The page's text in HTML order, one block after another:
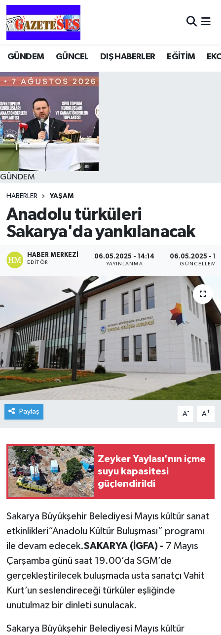
GÜNDEM GÜNCEL DIŞ HABERLER EĞİTİM
GÜNDEM
HABERLER YAŞAM
Anadolu türküleri
Sakarya'da yankılanacak
HABER MERKEZI
EDITÖR
06.05.2025 - 14:14
YAYINLANMA
06.05.2025 -
GÜNCELLEME
Paylaş A- A+
Zeyker Yaylası'nın içme
suyu kapasitesi
güçlendirildi
Sakarya Büyükşehir Belediyesi Mayıs kültür sanat
etkinlikleri“Anadolu Kültür Buluşması” programı
ile devam edecek.SAKARYA (İGFA) - 7 Mayıs
Çarşamba günü saat 19.00’da SGM’de
gerçekleştirilecek buluşmada usta sanatçı Vahit
Kurt’un seslendireceği türküler eşliğinde
unutulmaz bir dinleti sunulacak.
Sakarya Büyükşehir Belediyesi Mayıs kültür